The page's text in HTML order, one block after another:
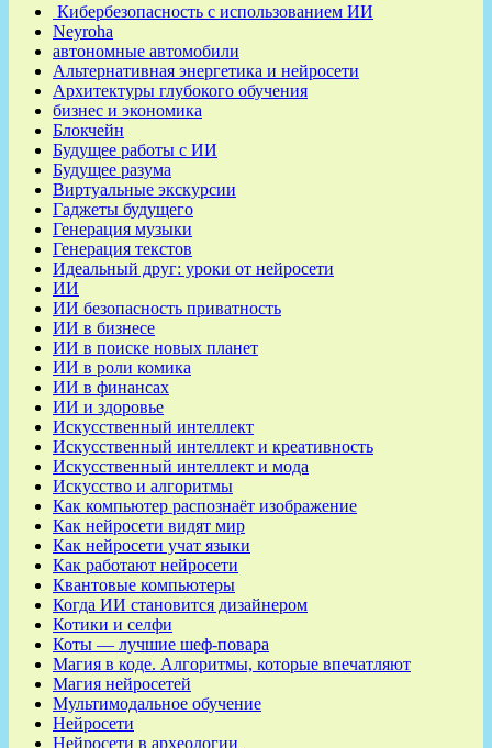
Кибербезопасность с использованием ИИ
Neyroha
автономные автомобили
Альтернативная энергетика и нейросети
Архитектуры глубокого обучения
бизнес и экономика
Блокчейн
Будущее работы с ИИ
Будущее разума
Виртуальные экскурсии
Гаджеты будущего
Генерация музыки
Генерация текстов
Идеальный друг: уроки от нейросети
ИИ
ИИ безопасность приватность
ИИ в бизнесе
ИИ в поиске новых планет
ИИ в роли комика
ИИ в финансах
ИИ и здоровье
Искусственный интеллект
Искусственный интеллект и креативность
Искусственный интеллект и мода
Искусство и алгоритмы
Как компьютер распознаёт изображение
Как нейросети видят мир
Как нейросети учат языки
Как работают нейросети
Квантовые компьютеры
Когда ИИ становится дизайнером
Котики и селфи
Коты — лучшие шеф-повара
Магия в коде. Алгоритмы, которые впечатляют
Магия нейросетей
Мультимодальное обучение
Нейросети
Нейросети в археологии